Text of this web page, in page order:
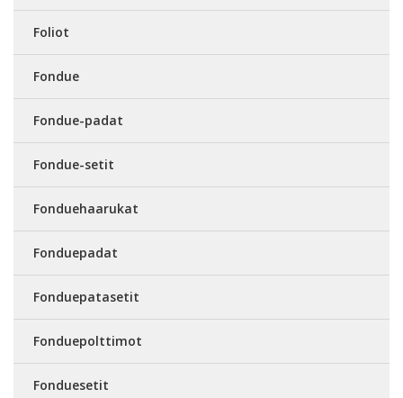
Foliot
Fondue
Fondue-padat
Fondue-setit
Fonduehaarukat
Fonduepadat
Fonduepatasetit
Fonduepolttimot
Fonduesetit